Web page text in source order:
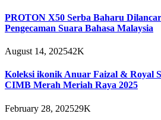
PROTON X50 Serba Baharu
Pengecaman Suara Bahasa Malaysia
August 14, 202542K
Koleksi ikonik Anuar Faizal & Royal
CIMB Merah Meriah Raya 2025
February 28, 202529K